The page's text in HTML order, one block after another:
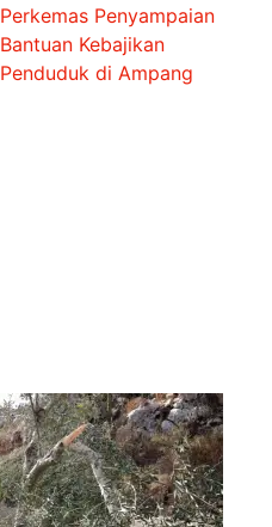
Perkemas Penyampaian
Bantuan Kebajikan
Penduduk di Ampang